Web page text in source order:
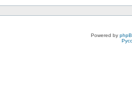
Powered by